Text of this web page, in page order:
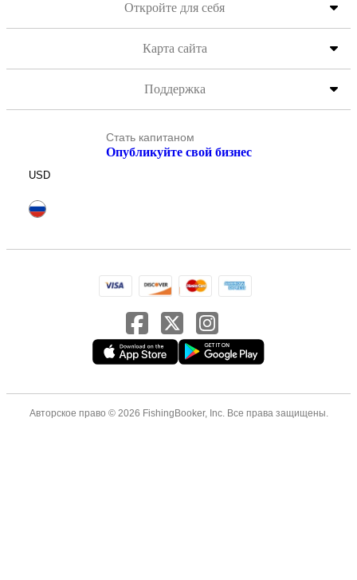
Откройте для себя
Карта сайта
Поддержка
Стать капитаном
Опубликуйте свой бизнес
USD
Авторское право © 2026 FishingBooker, Inc. Все права защищены.